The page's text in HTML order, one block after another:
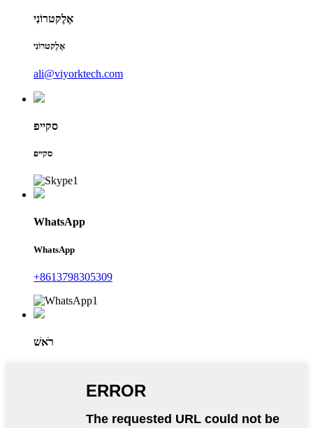
אֶלֶקטרוֹנִי
אֶלֶקטרוֹנִי
ali@viyorktech.com
סקייפ
סקייפ
WhatsApp
WhatsApp
+8613798305309
רֹאשׁ